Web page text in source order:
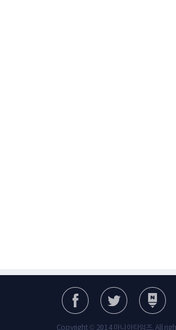
Copyright © 2014 마니아타임즈. All